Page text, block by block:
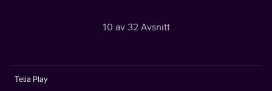
10 av 32 Avsnitt
Telia Play